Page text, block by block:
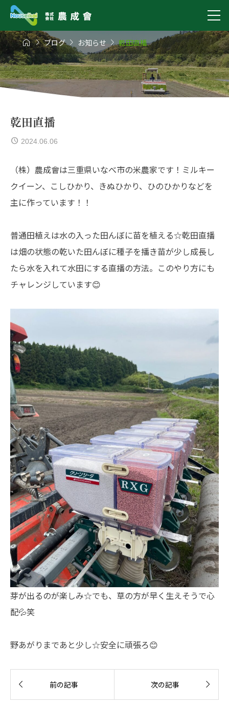
ブログ お知らせ 乾田直播
乾田直播
2024.06.06
（株）農成會は三重県いなべ市の米農家です！ミルキー
クイーン、こしひかり、きぬひかり、ひのひかりなどを
主に作っています！！
普通田植えは水の入った田んぼに苗を植える☆乾田直播
は畑の状態の乾いた田んぼに種子を播き苗が少し成長し
たら水を入れて水田にする直播の方法。このやり方にも
チャレンジしています😊
芽が出るのが楽しみ☆でも、草の方が早く生えそうで心
配💦笑
野あがりまであと少し☆安全に頑張ろ😊
 前の記事 次の記事 